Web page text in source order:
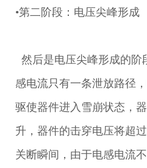
•第二阶段：电压尖峰形成
然后是电压尖峰形成的阶
感电流只有一条泄放路径
驱使器件进入雪崩状态，
升，器件的击穿电压将超
关断瞬间，由于电感电流